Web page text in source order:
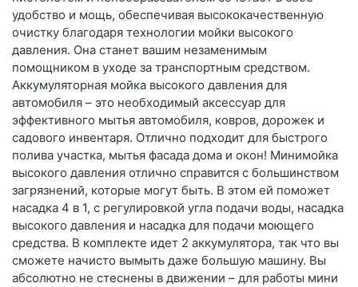
удобство и мощь, обеспечивая высококачественную
очистку благодаря технологии мойки высокого
давления. Она станет вашим незаменимым
помощником в уходе за транспортным средством.
Аккумуляторная мойка высокого давления для
автомобиля – это необходимый аксессуар для
эффективного мытья автомобиля, ковров, дорожек и
садового инвентаря. Отлично подходит для быстрого
полива участка, мытья фасада дома и окон! Минимойка
высокого давления отлично справится с большинством
загрязнений, которые могут быть. В этом ей поможет
насадка 4 в 1, с регулировкой угла подачи воды, насадка
высокого давления и насадка для подачи моющего
средства. В комплекте идет 2 аккумулятора, так что вы
сможете начисто вымыть даже большую машину. Вы
абсолютно не стеснены в движении – для работы мини